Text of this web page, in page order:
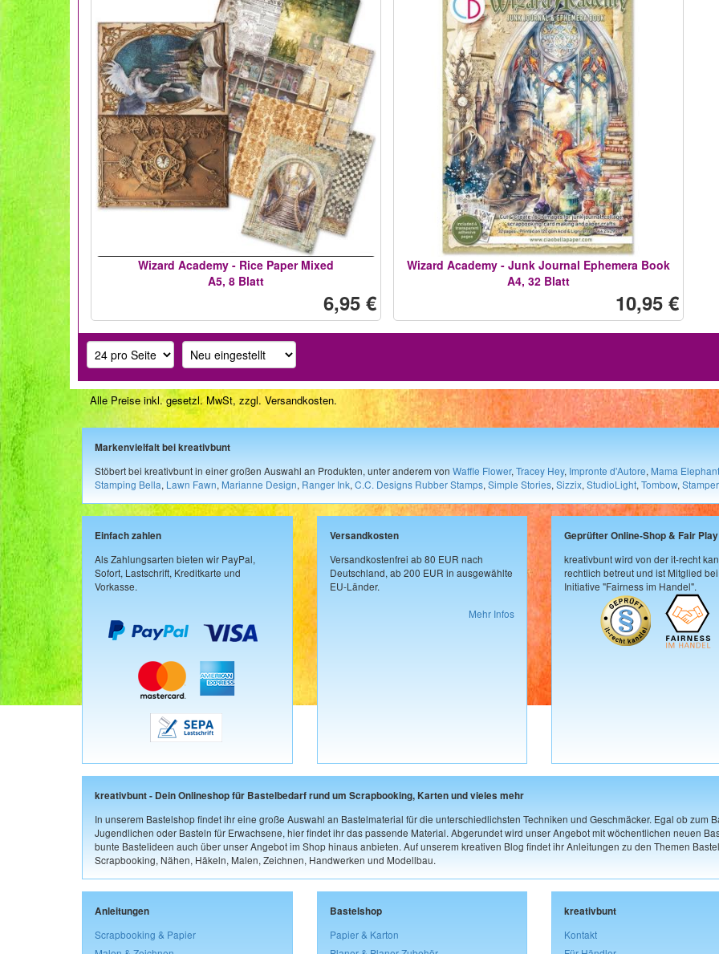
Wizard Academy - Rice Paper Mixed
A5, 8 Blatt
6,95 €
Wizard Academy - Junk Journal Ephemera Book
A4, 32 Blatt
10,95 €
Alle Preise inkl. gesetzl. MwSt, zzgl. Versandkosten.
Markenvielfalt bei kreativbunt
Stöbert bei kreativbunt in einer großen Auswahl an Produkten, unter anderem von Waffle Flower, Tracey Hey, Impronte d'Autore, Mama Elephant
Stamping Bella, Lawn Fawn, Marianne Design, Ranger Ink, C.C. Designs Rubber Stamps, Simple Stories, Sizzix, StudioLight, Tombow,
Einfach zahlen
Als Zahlungsarten bieten wir PayPal,
Sofort, Lastschrift, Kreditkarte und
Vorkasse.
Versandkosten
Versandkostenfrei ab 80 EUR nach
Deutschland, ab 200 EUR in ausgewählte
EU-Länder.
Mehr Infos
Geprüfter Online-Shop & Fair Play
kreativbunt wird von der it-recht
rechtlich betreut und ist Mitglied
Initiative "Fairness im Handel".
kreativbunt - Dein Onlineshop für Bastelbedarf rund um Scrapbooking, Karten und vieles mehr
In unserem Bastelshop findet ihr eine große Auswahl an Bastelmaterial für die unterschiedlichsten Techniken und Geschmäcker. Egal ob zum
Jugendlichen oder Basteln für Erwachsene, hier findet ihr das passende Material. Abgerundet wird unser Angebot mit wöchentlichen neuen
bunte Bastelideen auch über unser Angebot im Shop hinaus anbieten. Auf unserem kreativen Blog findet ihr Anleitungen zu den Themen
Scrapbooking, Nähen, Häkeln, Malen, Zeichnen, Handwerken und Modellbau.
Anleitungen
Scrapbooking & Papier
Bastelshop
Papier & Karton
kreativbunt
Kontakt